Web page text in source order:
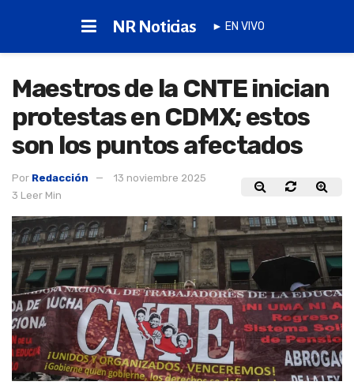
NR Noticias ► EN VIVO
Maestros de la CNTE inician
protestas en CDMX; estos
son los puntos afectados
Por Redacción
13 noviembre 2025
3 Leer Min